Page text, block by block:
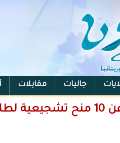
جاليات مقابلات
البنك المركزي يعلن عن